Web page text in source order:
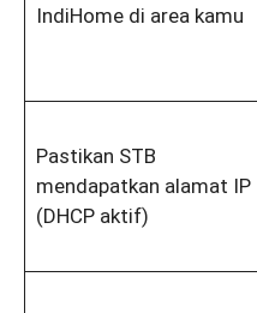
IndiHome di area kamu
Pastikan STB
mendapatkan alamat IP
(DHCP aktif)